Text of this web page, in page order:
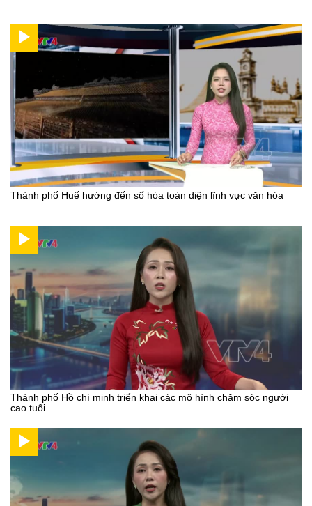
Thành phố Huế hướng đến số hóa toàn diện lĩnh vực văn hóa
Thành phố Hồ chí minh triển khai các mô hình chăm sóc người
cao tuổi